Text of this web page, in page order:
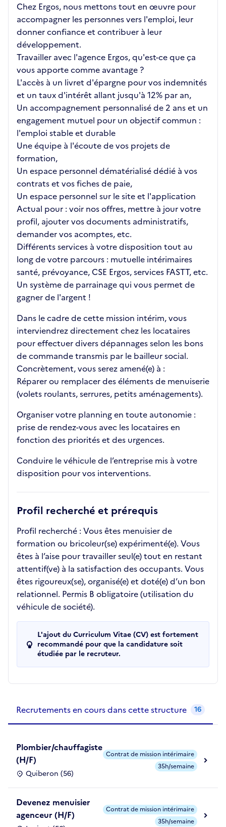
Chez Ergos, nous mettons tout en œuvre pour
accompagner les personnes vers l'emploi, leur
donner confiance et contribuer à leur
développement.
Travailler avec l'agence Ergos, qu'est-ce que ça
vous apporte comme avantage ?
L'accès à un livret d'épargne pour vos indemnités
et un taux d'intérêt allant jusqu'à 12% par an,
Un accompagnement personnalisé de 2 ans et un
engagement mutuel pour un objectif commun :
l'emploi stable et durable
Une équipe à l'écoute de vos projets de
formation,
Un espace personnel dématérialisé dédié à vos
contrats et vos fiches de paie,
Un espace personnel sur le site et l'application
Actual pour : voir nos offres, mettre à jour votre
profil, ajouter vos documents administratifs,
demander vos acomptes, etc.
Différents services à votre disposition tout au
long de votre parcours : mutuelle intérimaires
santé, prévoyance, CSE Ergos, services FASTT, etc.
Un système de parrainage qui vous permet de
gagner de l'argent !
Dans le cadre de cette mission intérim, vous
interviendrez directement chez les locataires
pour effectuer divers dépannages selon les bons
de commande transmis par le bailleur social.
Concrètement, vous serez amené(e) à :
Réparer ou remplacer des éléments de menuiserie
(volets roulants, serrures, petits aménagements).
Organiser votre planning en toute autonomie :
prise de rendez-vous avec les locataires en
fonction des priorités et des urgences.
Conduire le véhicule de l’entreprise mis à votre
disposition pour vos interventions.
Profil recherché et prérequis
Profil recherché : Vous êtes menuisier de
formation ou bricoleur(se) expérimenté(e). Vous
êtes à l’aise pour travailler seul(e) tout en restant
attentif(ve) à la satisfaction des occupants. Vous
êtes rigoureux(se), organisé(e) et doté(e) d’un bon
relationnel. Permis B obligatoire (utilisation du
véhicule de société).
L'ajout du Curriculum Vitae (CV) est fortement
recommandé pour que la candidature soit
étudiée par le recruteur.
Recrutements en cours dans cette structure 16
Plombier/chauffagiste
(H/F)
Quiberon (56)
Contrat de mission intérimaire
35h/semaine
Devenez menuisier
agenceur (H/F)
Contrat de mission intérimaire
35h/semaine